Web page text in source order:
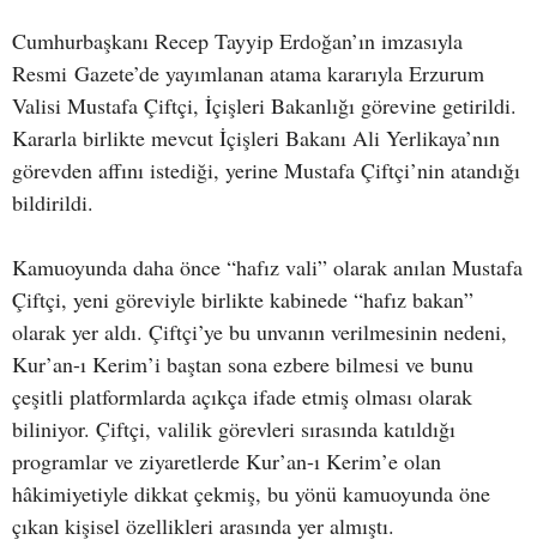
Cumhurbaşkanı Recep Tayyip Erdoğan’ın imzasıyla
Resmi Gazete’de yayımlanan atama kararıyla Erzurum
Valisi Mustafa Çiftçi, İçişleri Bakanlığı görevine getirildi.
Kararla birlikte mevcut İçişleri Bakanı Ali Yerlikaya’nın
görevden affını istediği, yerine Mustafa Çiftçi’nin atandığı
bildirildi.
Kamuoyunda daha önce “hafız vali” olarak anılan Mustafa
Çiftçi, yeni göreviyle birlikte kabinede “hafız bakan”
olarak yer aldı. Çiftçi’ye bu unvanın verilmesinin nedeni,
Kur’an-ı Kerim’i baştan sona ezbere bilmesi ve bunu
çeşitli platformlarda açıkça ifade etmiş olması olarak
biliniyor. Çiftçi, valilik görevleri sırasında katıldığı
programlar ve ziyaretlerde Kur’an-ı Kerim’e olan
hâkimiyetiyle dikkat çekmiş, bu yönü kamuoyunda öne
çıkan kişisel özellikleri arasında yer almıştı.